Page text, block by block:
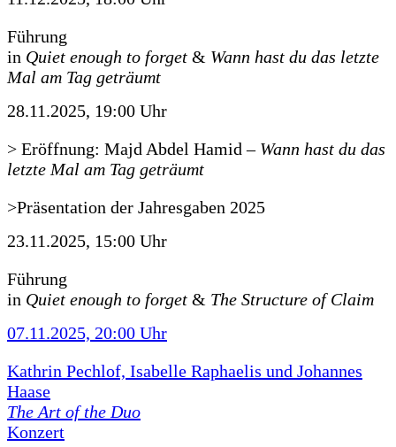
Führung
in Quiet enough to forget & Wann hast du das letzte
Mal am Tag geträumt
28.11.2025, 19:00 Uhr
> Eröffnung: Majd Abdel Hamid – Wann hast du das
letzte Mal am Tag geträumt
>Präsentation der Jahresgaben 2025
23.11.2025, 15:00 Uhr
Führung
in Quiet enough to forget & The Structure of Claim
07.11.2025, 20:00 Uhr
Kathrin Pechlof, Isabelle Raphaelis und Johannes
Haase
The Art of the Duo
Konzert